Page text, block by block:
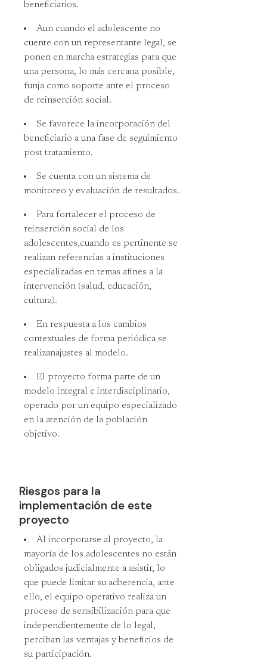
beneficiarios.
Aun cuando el adolescente no
cuente con un representante legal, se
ponen en marcha estrategias para que
una persona, lo más cercana posible,
funja como soporte ante el proceso
de reinserción social.
Se favorece la incorporación del
beneficiario a una fase de seguimiento
post tratamiento.
Se cuenta con un sistema de
monitoreo y evaluación de resultados.
Para fortalecer el proceso de
reinserción social de los
adolescentes,cuando es pertinente se
realizan referencias a instituciones
especializadas en temas afines a la
intervención (salud, educación,
cultura).
En respuesta a los cambios
contextuales de forma periódica se
realizanajustes al modelo.
El proyecto forma parte de un
modelo integral e interdisciplinario,
operado por un equipo especializado
en la atención de la población
objetivo.
Riesgos para la
implementación de este
proyecto
Al incorporarse al proyecto, la
mayoría de los adolescentes no están
obligados judicialmente a asistir, lo
que puede limitar su adherencia, ante
ello, el equipo operativo realiza un
proceso de sensibilización para que
independientemente de lo legal,
perciban las ventajas y beneficios de
su participación.